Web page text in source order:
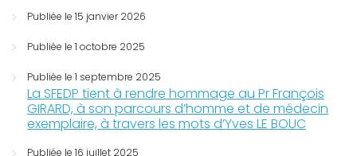
Publiée le 15 janvier 2026
Publiée le 1 octobre 2025
Publiée le 1 septembre 2025
La SFEDP tient à rendre hommage au Pr François
GIRARD, à son parcours d’homme et de médecin
exemplaire, à travers les mots d’Yves LE BOUC
Publiée le 16 juillet 2025